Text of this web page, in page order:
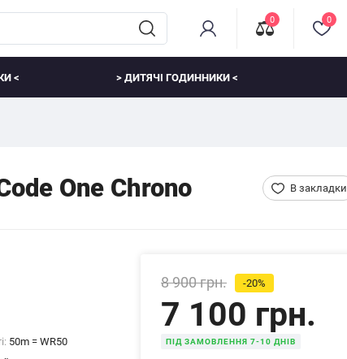
0 0
< > ДИТЯЧІ ГОДИННИКИ <
One Chrono В закладки
8 900 грн. -20%
7 100 грн.
ПІД ЗАМОВЛЕННЯ 7-10 ДНІВ
50m = WR50